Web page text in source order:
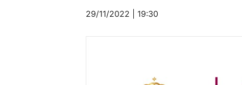
29/11/2022 | 19:30